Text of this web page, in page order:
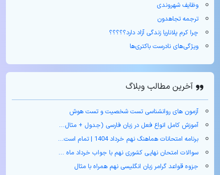
وظایف شهروندی
ترجمه تجاهدون
چرا کرم پلاناریا زندگی آزاد دارد؟؟؟؟؟
ویژگی‌های نادرست باکتری‌ها
آخرین مطالب وبلاگ
آزمون های روانشناسی تست شخصیت و تست هوش
آموزش کامل انواع فعل در زبان فارسی (جدول + مثال‌...
برنامه امتحانات هماهنگ نهم خرداد 1404 | تمام است...
سوالات امتحان نهایی کشوری نهم با جواب خرداد ماه ...
جزوه قواعد گرامر زبان انگلیسی نهم همراه با مثال